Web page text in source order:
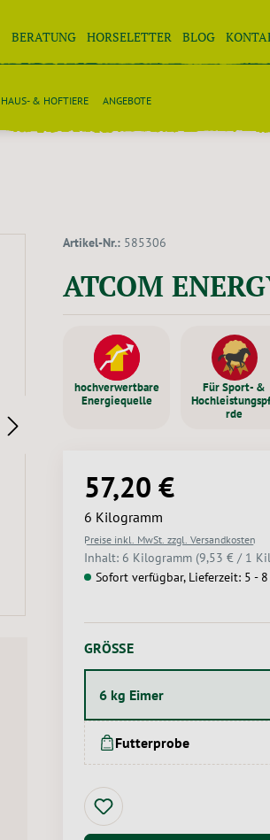
BERATUNG HORSELETTER BLOG
HAUS- & HOFTIERE ANGEBOTE
Artikel-Nr.: 585306
ATCOM
hochverwertbare
Energiequelle
Für Sport- &
rde
Regulärer Preis:
57,20 €
6 Kilogramm
Preise inkl. MwSt. zzgl. Versandkosten
Inhalt: 6 Kilogramm (9,53 € / 1
Sofort verfügbar, Lieferzeit: 5 -
GRÖSSE AUSWÄHLEN
6 kg Eimer
Futterprobe